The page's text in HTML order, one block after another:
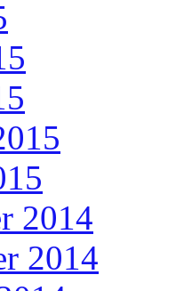
2014
2014